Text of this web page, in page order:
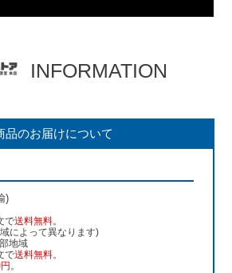
INFORMATION
品のお届けについて
)
で送料無料。
によって異なります)
地域
で送料無料。
。